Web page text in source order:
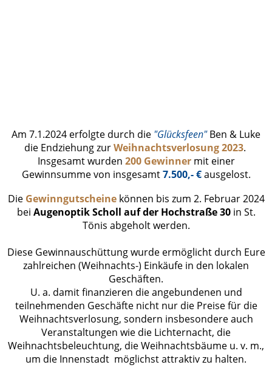
Am 7.1.2024 erfolgte durch die "Glücksfeen"Ben & Luke
die Endziehung zurWeihnachtsverlosung 2023.
Insgesamt wurden 200 Gewinnermit einer
Gewinnsumme von insgesamt7.500,- €ausgelost.
Die Gewinngutscheinekönnen bis zum 2. Februar 2024
bei Augenoptik Scholl auf der Hochstraße 30in St.
Tönis abgeholt werden.
Diese Gewinnauschüttung wurde ermöglicht durch Eure
zahlreichen (Weihnachts-) Einkäufe in den lokalen
Geschäften.
U. a. damit finanzieren die angebundenen und
teilnehmenden Geschäfte nicht nur die Preise für die
Weihnachtsverlosung, sondern insbesondere auch
Veranstaltungen wie die Lichternacht, die
Weihnachtsbeleuchtung, die Weihnachtsbäume u. v. m.,
um die Innenstadt möglichst attraktiv zu halten.